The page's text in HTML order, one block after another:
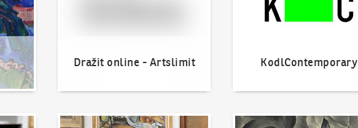
Dražit online - Artslimit KodlContemporary
Nabídnout dílo Naše nejvyšší prodeje